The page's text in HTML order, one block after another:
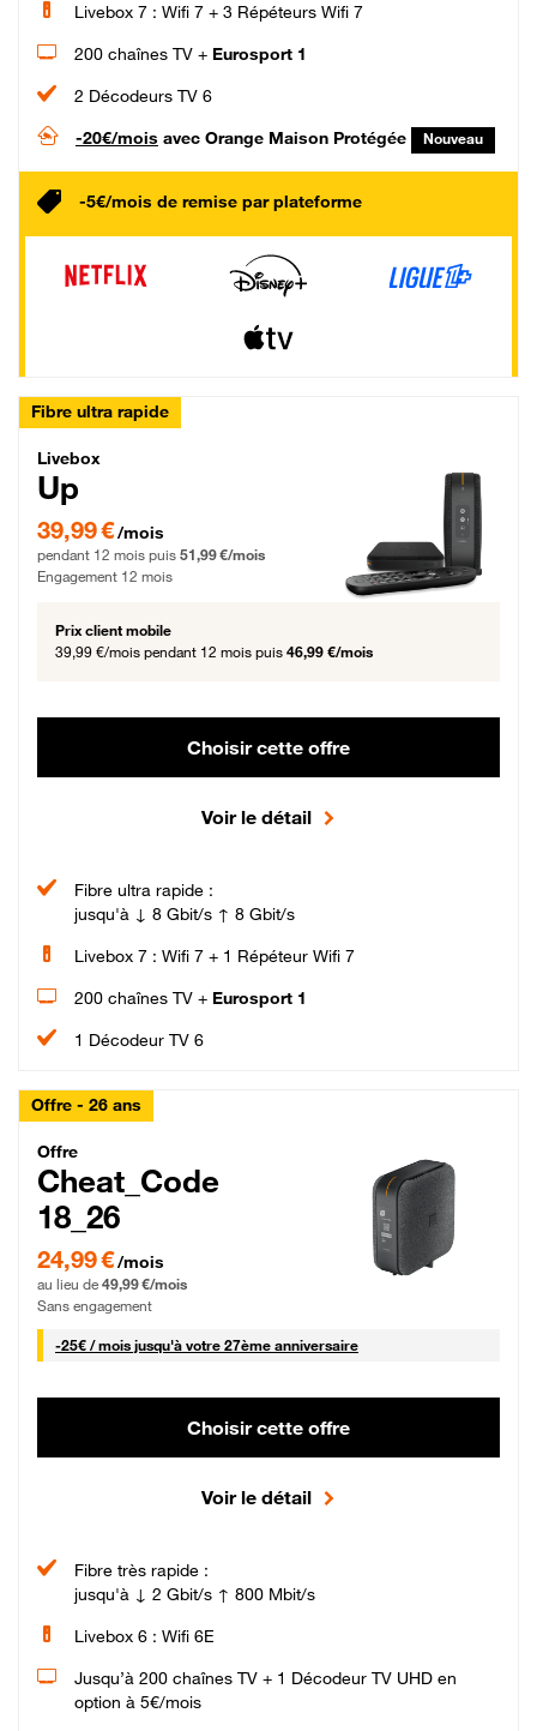
Livebox 7 : Wifi 7 + 3 Répéteurs Wifi 7
200 chaînes TV + Eurosport 1
2 Décodeurs TV 6
-20€/mois avec Orange Maison Protégée Nouveau
-5€/mois de remise par plateforme
Fibre ultra rapide
Livebox Up Fibre
Livebox
Up
39,99 € par mois pendant 12 mois puis 51,99 € par mois, Engagement 12 mois
39,99 €/mois
pendant 12 mois puis 51,99 €/mois
Engagement 12 mois
Prix client mobile
39,99 €/mois pendant 12 mois puis 46,99 €/mois
Choisir cette offre
Voir le détail
Fibre ultra rapide :
jusqu'à ↓ 8 Gbit/s ↑ 8 Gbit/s
Livebox 7 : Wifi 7 + 1 Répéteur Wifi 7
200 chaînes TV + Eurosport 1
1 Décodeur TV 6
Offre - 26 ans
Cheat_Code Fibre_18_26
Offre
Cheat_Code
18_26
24,99 € par mois pendant 0 mois puis 49,99 € par mois, Sans engagement
24,99 €/mois
au lieu de 49,99 €/mois
Sans engagement
-25€ / mois25 € par mois
jusqu'à votre 27ème anniversaire
Choisir cette offre
Voir le détail
Fibre très rapide :
jusqu'à ↓ 2 Gbit/s ↑ 800 Mbit/s
Livebox 6 : Wifi 6E
Jusqu’à 200 chaînes TV + 1 Décodeur TV UHD en
option à 5€/mois